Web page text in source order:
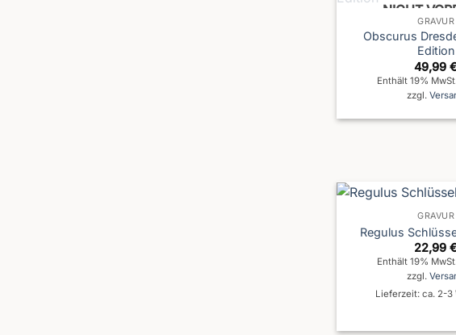
NICHT
GRAVUR
Obscurus
Edition
49,99
Enthält 19%
zzgl.
GRAVUR
Regulus
22,99
Enthält 19%
zzgl.
Lieferzeit: ca. 2-3